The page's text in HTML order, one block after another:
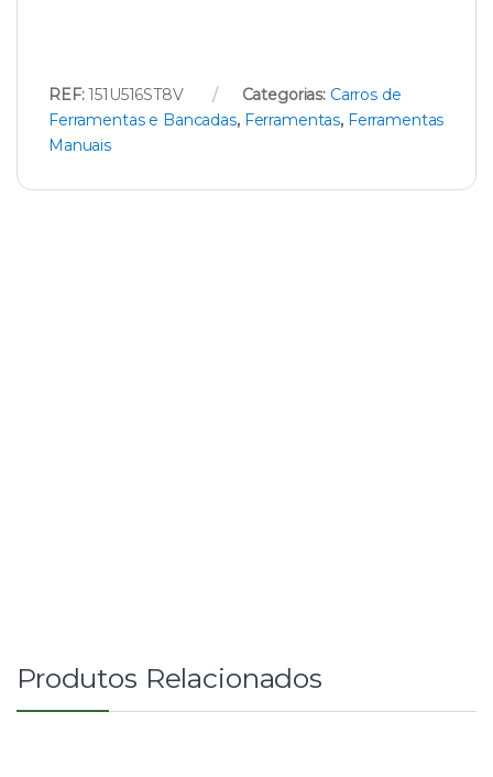
REF:151U516ST8V Categorias: Carros de
Ferramentas e Bancadas, Ferramentas, Ferramentas
Manuais
Produtos Relacionados